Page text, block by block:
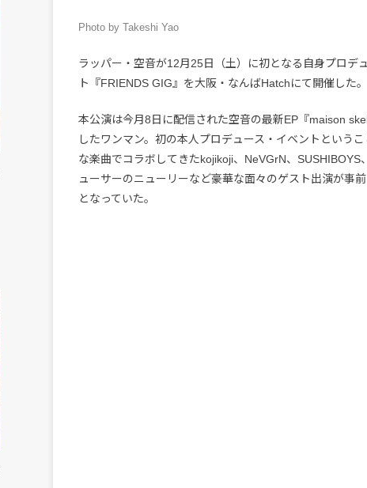
Photo by Takeshi Yao
ラッパー・空音が12月25日（土）に初となる自身プロデ
ト『FRIENDS GIG』を大阪・なんばHatchにて開催した。
本公演は今月8日に配信された空音の最新EP『maison
したワンマン。初の本人プロデュース・イベントという
な楽曲でコラボしてきたkojikoji、NeVGrN、SUSHIBOYS
ューサーのニューリーなど豪華な面々のゲスト出演が事
となっていた。